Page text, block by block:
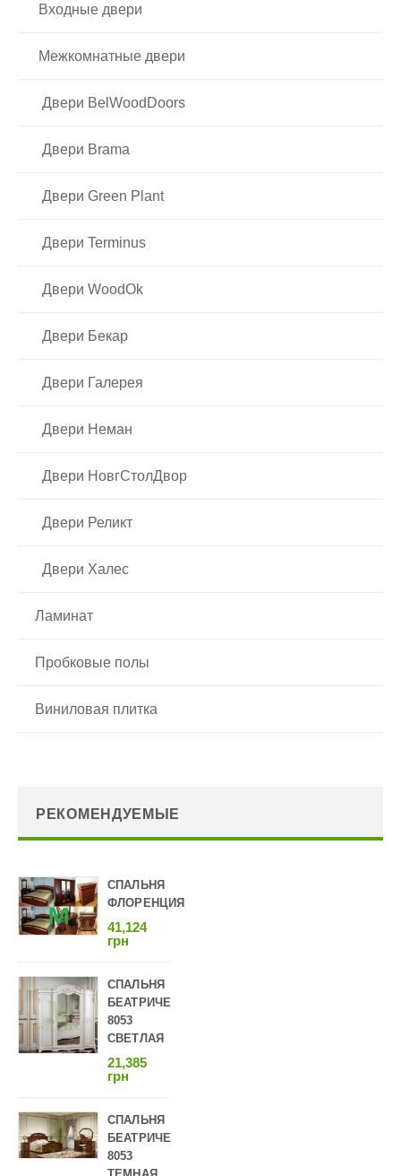
Входные двери
Межкомнатные двери
Двери BelWoodDoors
Двери Brama
Двери Green Plant
Двери Terminus
Двери WoodOk
Двери Бекар
Двери Галерея
Двери Неман
Двери НовгСтолДвор
Двери Реликт
Двери Халес
Ламинат
Пробковые полы
Виниловая плитка
РЕКОМЕНДУЕМЫЕ
СПАЛЬНЯ
ФЛОРЕНЦИЯ
41,124
грн
СПАЛЬНЯ
БЕАТРИЧЕ
8053
СВЕТЛАЯ
21,385
грн
СПАЛЬНЯ
БЕАТРИЧЕ
8053